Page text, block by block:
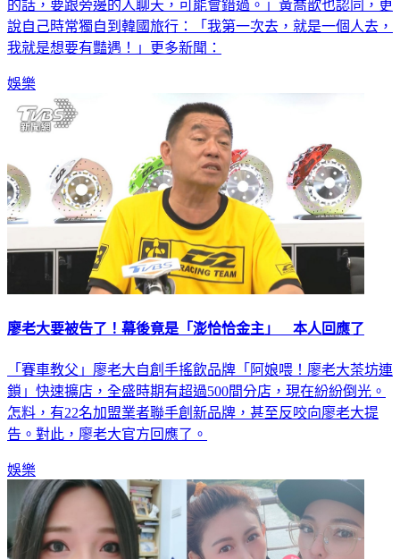
的話，要跟旁邊的人聊天，可能會錯過。」黃喬歆也認同，更
說自己時常獨自到韓國旅行：「我第一次去，就是一個人去，
我就是想要有豔遇！」更多新聞：
娛樂
廖老大要被告了！幕後竟是「澎恰恰金主」 本人回應了
「賽車教父」廖老大自創手搖飲品牌「阿娘喂！廖老大茶坊連
鎖」快速擴店，全盛時期有超過500間分店，現在紛紛倒光。
怎料，有22名加盟業者聯手創新品牌，甚至反咬向廖老大提
告。對此，廖老大官方回應了。
娛樂